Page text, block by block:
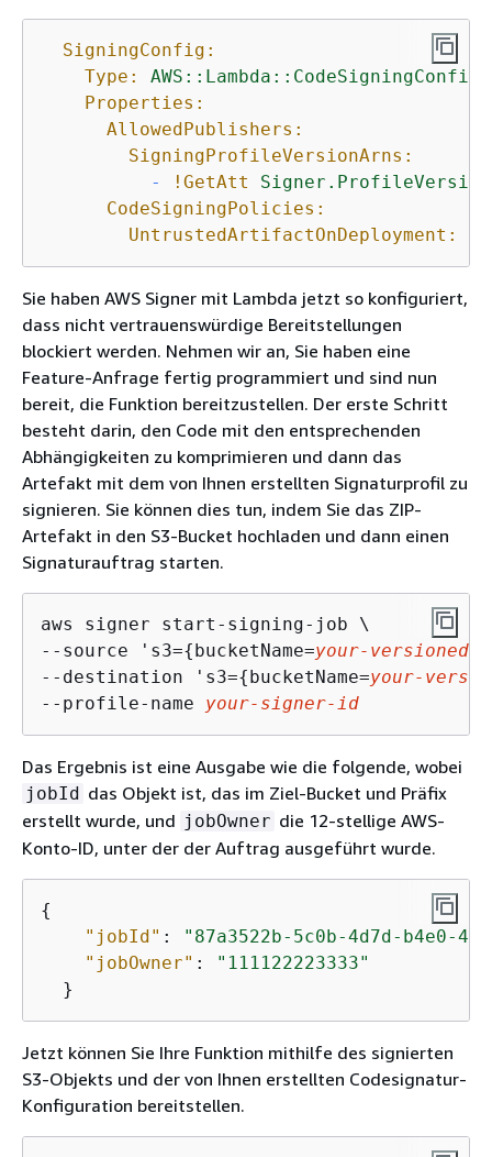
SigningConfig:
Type:
AWS::Lambda::CodeSigningConfig
Properties:
AllowedPublishers:
SigningProfileVersionArns:
-
!GetAtt
CodeSigningPolicies:
UntrustedArtifactOnDeployment:
Sie haben AWS Signer mit Lambda jetzt so konfiguriert,
dass nicht vertrauenswürdige Bereitstellungen
blockiert werden. Nehmen wir an, Sie haben eine
Feature-Anfrage fertig programmiert und sind nun
bereit, die Funktion bereitzustellen. Der erste Schritt
besteht darin, den Code mit den entsprechenden
Abhängigkeiten zu komprimieren und dann das
Artefakt mit dem von Ihnen erstellten Signaturprofil zu
signieren. Sie können dies tun, indem Sie das ZIP-
Artefakt in den S3-Bucket hochladen und dann einen
Signaturauftrag starten.
aws signer start-signing-job \
--source 's3={bucketName=your-versioned-
--destination 's3={bucketName=your-
--profile-name your-signer-id
Das Ergebnis ist eine Ausgabe wie die folgende, wobei
jobId das Objekt ist, das im Ziel-Bucket und Präfix
erstellt wurde, und jobOwner die 12-stellige AWS-
Konto-ID, unter der der Auftrag ausgeführt wurde.
{
"jobId" :
"87a3522b-5c0b-4d7d-b4e0-
"jobOwner" :
"111122223333"
  }
Jetzt können Sie Ihre Funktion mithilfe des signierten
S3-Objekts und der von Ihnen erstellten Codesignatur-
Konfiguration bereitstellen.